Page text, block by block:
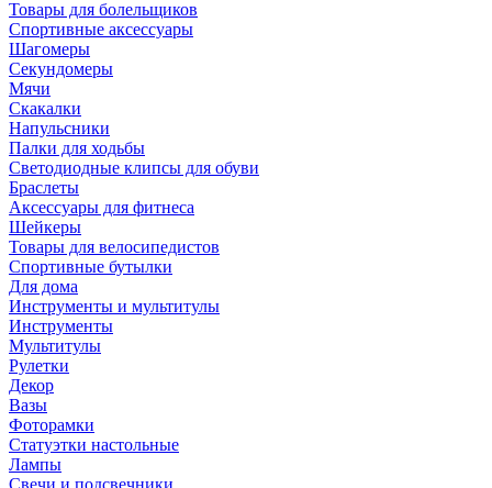
Товары для болельщиков
Спортивные аксессуары
Шагомеры
Секундомеры
Мячи
Скакалки
Напульсники
Палки для ходьбы
Светодиодные клипсы для обуви
Браслеты
Аксессуары для фитнеса
Шейкеры
Товары для велосипедистов
Спортивные бутылки
Для дома
Инструменты и мультитулы
Инструменты
Мультитулы
Рулетки
Декор
Вазы
Фоторамки
Статуэтки настольные
Лампы
Свечи и подсвечники